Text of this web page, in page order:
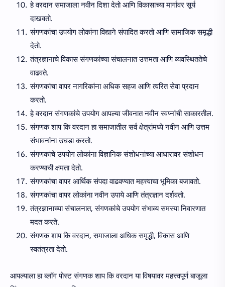
हे वरदान समाजाला नवीन दिशा देतो आणि विकासाच्या मार्गावर सूर्य
दाखवतो.
संगणकांचा उपयोग लोकांना विद्याने संपादित करतो आणि सामाजिक समृद्धी
देतो.
तंत्रज्ञानाचे विकास संगणकांच्या संचालनात उत्तमता आणि व्यवस्थिततेचे
वाढवते.
संगणकांचा वापर नागरिकांना अधिक सहज आणि त्वरित सेवा प्रदान
करतो.
हे वरदान संगणकांचे उपयोग आपल्या जीवनात नवीन स्वप्नांची साकारतील.
संगणक शाप कि वरदान हा समाजातील सर्व क्षेत्रांमध्ये नवीन आणि उत्तम
संभावनांना उघडा करतो.
संगणकांचे उपयोग लोकांना विज्ञानिक संशोधनांच्या आधारावर संशोधन
करण्याची क्षमता देतो.
संगणकांचा वापर आर्थिक संपदा वाढवण्यात महत्त्वाचा भूमिका बजावतो.
संगणकांचा वापर लोकांना नवीन उपाये आणि तंत्रज्ञान दर्शवतो.
तंत्रज्ञानाच्या संचालनात, संगणकांचे उपयोग संभाव्य समस्या निवारणात
मदत करते.
संगणक शाप कि वरदान, समाजाला अधिक समृद्धी, विकास आणि
स्वतंत्रता देतो.
आपल्याला हा ब्लॉग पोस्ट संगणक शाप कि वरदान या विषयावर महत्त्वपूर्ण बाजूला